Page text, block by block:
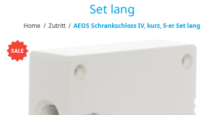
Set lang
Home / Zutritt / AEOS Schrankschloss IV, kurz, 5-er Set lang